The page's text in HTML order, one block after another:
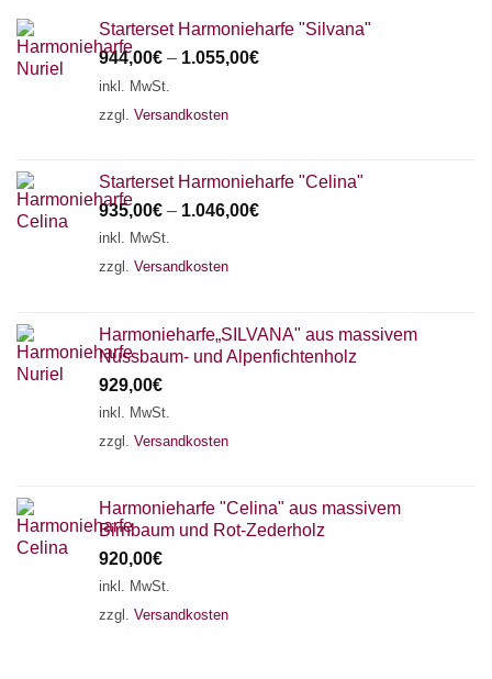
Starterset Harmonieharfe "Silvana"
944,00€ – 1.055,00€
inkl. MwSt.
zzgl. Versandkosten
Starterset Harmonieharfe "Celina"
935,00€ – 1.046,00€
inkl. MwSt.
zzgl. Versandkosten
Harmonieharfe„SILVANA" aus massivem
Nussbaum- und Alpenfichtenholz
929,00€
inkl. MwSt.
zzgl. Versandkosten
Harmonieharfe "Celina" aus massivem
Birnbaum und Rot-Zederholz
920,00€
inkl. MwSt.
zzgl. Versandkosten